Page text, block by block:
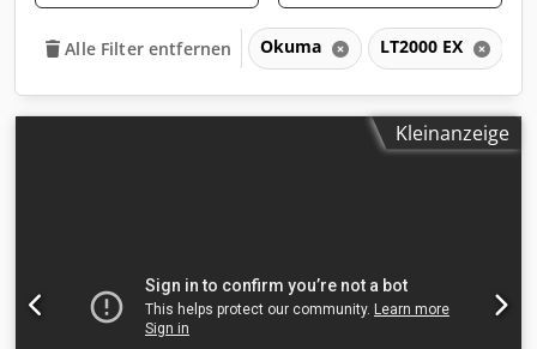
Alle Filter entfernen Okuma LT2000 EX
Kleinanzeige